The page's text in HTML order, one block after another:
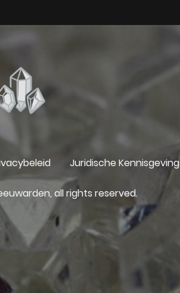
Juridische Kennisgeving
all rights reserved.